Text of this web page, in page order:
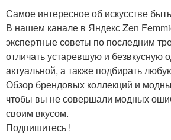
Самое интересное об искусстве
В нашем канале в Яндекс Zen
экспертные советы по последним
отличать устаревшую и безвкусную
актуальной, а также подбирать
Обзор брендовых коллекций и
чтобы вы не совершали модных
своим вкусом.
Подпишитесь !